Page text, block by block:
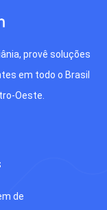
provê soluções
em todo o Brasil
Oeste.
de